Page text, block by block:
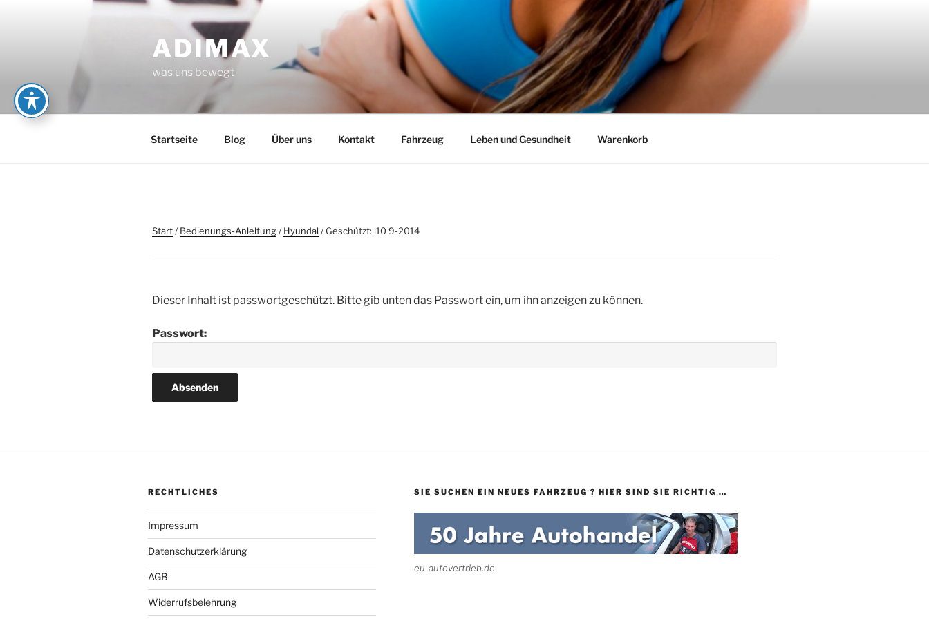
ADIMAX
was uns bewegt
Startseite Blog Über uns Kontakt Fahrzeug Leben und Gesundheit Warenkorb
Start/Bedienungs-Anleitung/Hyundai / Geschützt: i10 9-2014
Dieser Inhalt ist passwortgeschützt. Bitte gib unten das Passwort ein, um ihn anzeigen zu können.
Passwort:
RECHTLICHES
Impressum
Datenschutzerklärung
AGB
Widerrufsbelehrung
SIE SUCHEN EIN NEUES FAHRZEUG ? HIER SIND SIE RICHTIG …
eu-autovertrieb.de